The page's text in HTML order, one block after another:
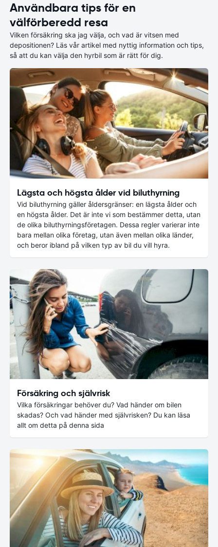
Användbara tips för en
välförberedd resa
Vilken försäkring ska jag välja, och vad är vitsen med
depositionen? Läs vår artikel med nyttig information och tips,
så att du kan välja den hyrbil som är rätt för dig.
Lägsta och högsta ålder vid biluthyrning
Vid biluthyrning gäller åldersgränser: en lägsta ålder och
en högsta ålder. Det är inte vi som bestämmer detta, utan
de olika biluthyrningsföretagen. Dessa regler varierar inte
bara mellan olika företag, utan även mellan olika länder,
och beror ibland på vilken typ av bil du vill hyra.
Försäkring och självrisk
Vilka försäkringar behöver du? Vad händer om bilen
skadas? Och vad händer med självrisken? Du kan läsa
allt om detta på denna sida